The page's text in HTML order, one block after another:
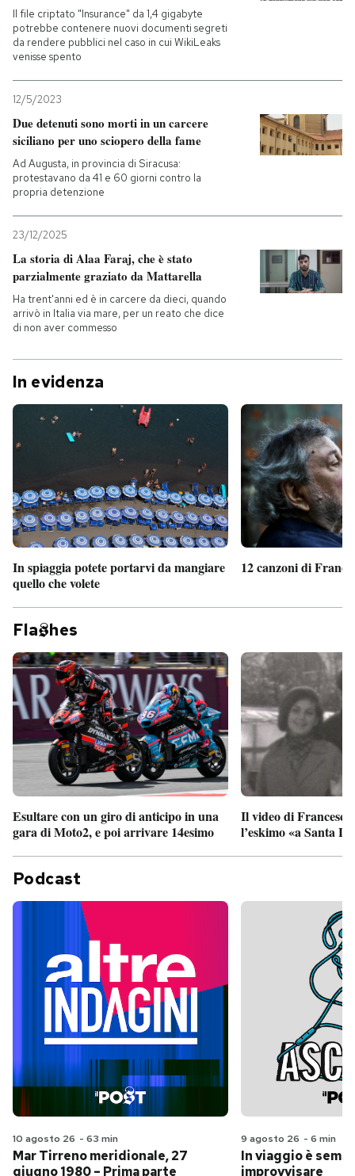
Il file criptato "Insurance" da 1,4 gigabyte
potrebbe contenere nuovi documenti segreti
da rendere pubblici nel caso in cui WikiLeaks
venisse spento
12/5/2023
Due detenuti sono morti in un carcere
siciliano per uno sciopero della fame
Ad Augusta, in provincia di Siracusa:
protestavano da 41 e 60 giorni contro la
propria detenzione
23/12/2025
La storia di Alaa Faraj, che è stato
parzialmente graziato da Mattarella
Ha trent'anni ed è in carcere da dieci, quando
arrivò in Italia via mare, per un reato che dice
di non aver commesso
In evidenza
In spiaggia potete portarvi da mangiare
quello che volete
12 canzoni di
Fla hes
Esultare con un giro di anticipo in una
gara di Moto2, e poi arrivare 14esimo
Il video di
l’eskimo «a Santa
Podcast
10 agosto 26 - 63 min
Mar Tirreno meridionale, 27
giugno 1980 – Prima parte
9 agosto 26 - 6 min
In viaggio è
improvvisare